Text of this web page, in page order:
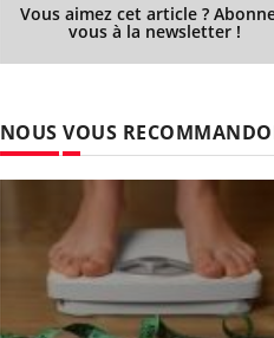
Vous aimez cet article ?
vous à la newsletter !
NOUS VOUS